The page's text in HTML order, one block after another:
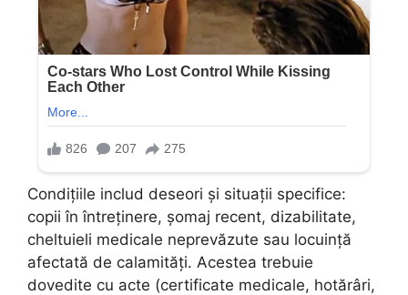
Condițiile includ deseori și situații specifice:
copii în întreținere, șomaj recent, dizabilitate,
cheltuieli medicale neprevăzute sau locuință
afectată de calamități. Acestea trebuie
dovedite cu acte (certificate medicale, hotărâri,